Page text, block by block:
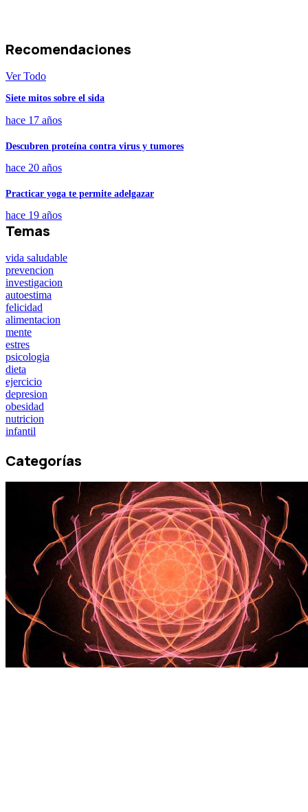
Recomendaciones
Ver Todo
Siete mitos sobre el sida
hace 17 años
Descubren proteína contra virus y tumores
hace 20 años
Practicar yoga te permite adelgazar
hace 19 años
Temas
vida saludable
prevencion
investigacion
autoestima
felicidad
alimentacion
mente
estres
psicologia
dieta
ejercicio
depresion
obesidad
nutricion
infantil
Categorías